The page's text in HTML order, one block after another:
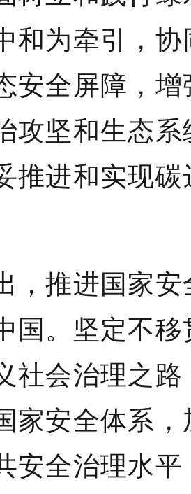
和为牵引，
安全屏障，
攻坚和生态
推进和实现
，推进国家
国。坚定不
社会治理之
家安全体系
安全治理水